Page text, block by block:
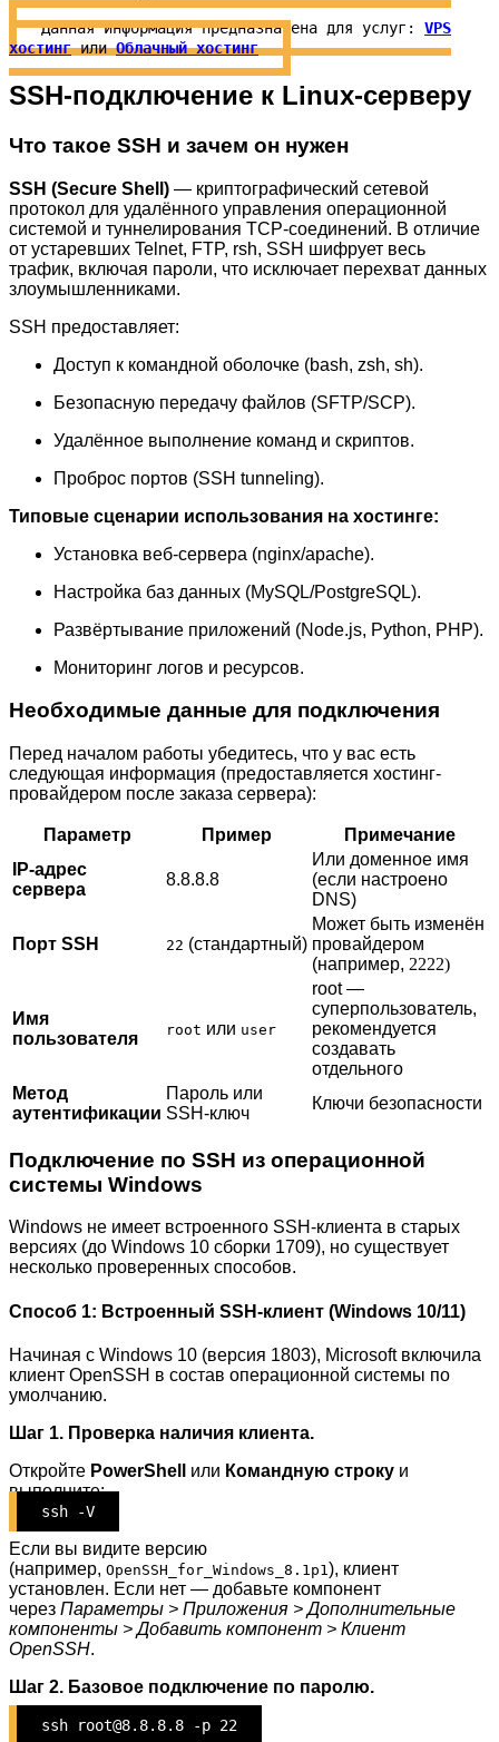
Данная информация предназначена для услуг: VPS
хостингилиОблачный хостинг
SSH-подключение к Linux-серверу
Что такое SSH и зачем он нужен
SSH (Secure Shell) — криптографический сетевой
протокол для удалённого управления операционной
системой и туннелирования TCP-соединений. В отличие
от устаревших Telnet, FTP, rsh, SSH шифрует весь
трафик, включая пароли, что исключает перехват данных
злоумышленниками.
SSH предоставляет:
Доступ к командной оболочке (bash, zsh, sh).
Безопасную передачу файлов (SFTP/SCP).
Удалённое выполнение команд и скриптов.
Проброс портов (SSH tunneling).
Типовые сценарии использования на хостинге:
Установка веб-сервера (nginx/apache).
Настройка баз данных (MySQL/PostgreSQL).
Развёртывание приложений (Node.js, Python, PHP).
Мониторинг логов и ресурсов.
Необходимые данные для подключения
Перед началом работы убедитесь, что у вас есть
следующая информация (предоставляется хостинг-
провайдером после заказа сервера):
Параметр Пример
Примечание
IP-адрес
сервера
8.8.8.8
Или доменное имя
(если настроено
DNS)
Порт SSH 22 (стандартный)
Может быть изменён
провайдером
(например, 2222)
Имя
пользователя
root или user
root —
суперпользователь,
рекомендуется
создавать
отдельного
Метод
аутентификации
Пароль или
SSH-ключ
Ключи безопасности
Подключение по SSH из операционной
системы Windows
Windows не имеет встроенного SSH-клиента в старых
версиях (до Windows 10 сборки 1709), но существует
несколько проверенных способов.
Способ 1: Встроенный SSH-клиент (Windows 10/11)
Начиная с Windows 10 (версия 1803), Microsoft включила
клиент OpenSSH в состав операционной системы по
умолчанию.
Шаг 1. Проверка наличия клиента.
Откройте PowerShell или Командную строку и
выполните:
ssh -V
Если вы видите версию
(например, OpenSSH_for_Windows_8.1p1 ), клиент
установлен. Если нет — добавьте компонент
через Параметры > Приложения > Дополнительные
компоненты > Добавить компонент > Клиент
OpenSSH.
Шаг 2. Базовое подключение по паролю.
ssh root@8.8.8.8 -p 22